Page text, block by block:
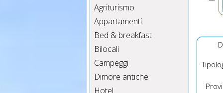
Agriturismo
Appartamenti
Bed & breakfast
Bilocali
Campeggi
Dimore antiche
Hotel